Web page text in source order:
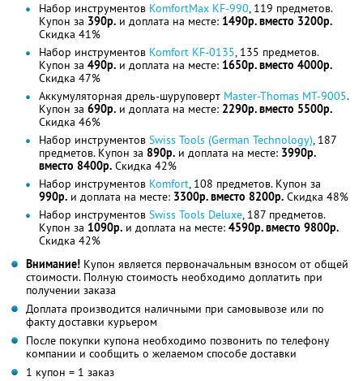
Набор инструментов KomfortMax KF-990, 119 предметов.
Купон за 390р. и доплата на месте: 1490р. вместо 3200р.
Скидка 41%
Набор инструментов Komfort KF-0135, 135 предметов.
Купон за 490р. и доплата на месте: 1650р. вместо 4000р.
Скидка 47%
Аккумуляторная дрель-шуруповерт Master-Thomas МТ-9005.
Купон за 690р. и доплата на месте: 2290р. вместо 5500р.
Скидка 46%
Набор инструментов Swiss Tools (German Technology), 187
предметов. Купон за 890р. и доплата на месте: 3990р.
вместо 8400р. Скидка 42%
Набор инструментов Komfort, 108 предметов. Купон за
990р. и доплата на месте: 3300р. вместо 8200р. Скидка 48%
Набор инструментов Swiss Tools Deluxe, 187 предметов.
Купон за 1090р. и доплата на месте: 4590р. вместо 9800р.
Скидка 42%
Внимание! Купон является первоначальным взносом от общей
стоимости. Полную стоимость необходимо доплатить при
получении заказа
Доплата производится наличными при самовывозе или по
факту доставки курьером
После покупки купона необходимо позвонить по телефону
компании и сообщить о желаемом способе доставки
1 купон = 1 заказ